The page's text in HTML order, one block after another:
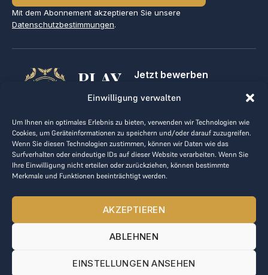
Einwilligung verwalten
Um Ihnen ein optimales Erlebnis zu bieten, verwenden wir Technologien wie
Cookies, um Geräteinformationen zu speichern und/oder darauf zuzugreifen.
Wenn Sie diesen Technologien zustimmen, können wir Daten wie das
Surfverhalten oder eindeutige IDs auf dieser Website verarbeiten. Wenn Sie
Ihre Einwilligung nicht erteilen oder zurückziehen, können bestimmte
Merkmale und Funktionen beeinträchtigt werden.
AKZEPTIEREN
ABLEHNEN
EINSTELLUNGEN ANSEHEN
Mit dem Abonnement akzeptieren Sie unsere
Datenschutzbestimmungen.
PLAY
GOLF,
MAKE
BUSINESS
Jetzt bewerben
Kontakt
AGB
Datenrichtlinie
kontakt@the-loge.com
Unser freundliches Team hilft Ihnen gerne weiter.
Mo-Fr von 8:00 bis 17:00 Uhr.
© 2025 The LOGE. Alle Rechte vorbehalten.